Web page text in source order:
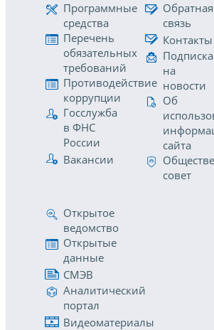
Программные
средства
Перечень
обязательных
требований
Противодействие
коррупции
Госслужба
в ФНС
России
Вакансии
Обратная
связь
Контакты
Подписка
на
новости
Об
сайта
совет
Открытое
ведомство
Открытые
данные
СМЭВ
Аналитический
портал
Видеоматериалы